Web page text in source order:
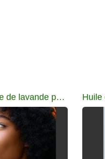
Huile essentielle de lavande pour apaiser cuir chevelu